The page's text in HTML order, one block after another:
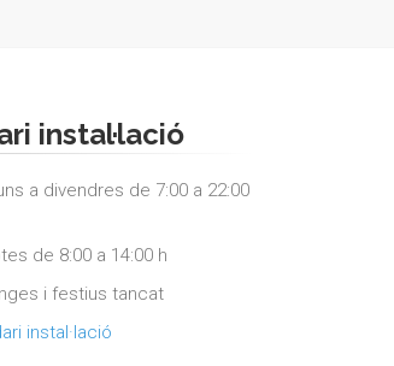
instal·lació
a divendres de 7:00 a 22:00
de 8:00 a 14:00 h
i festius tancat
instal·lació